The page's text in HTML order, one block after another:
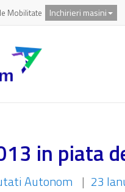
Mobilitate Inchirieri masini
in piata
Autonom | 23